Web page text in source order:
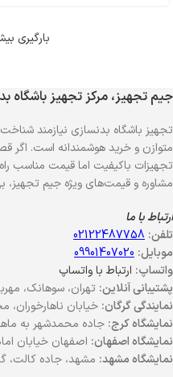
بارگیری
جیم تجهیز، مرکز تجهیز باشگاه
تجهیز باشگاه بدنسازی نیازمند
متوازن و خرید هوشمندانه است. اگر
تجهیزات باکیفیت اما قیمت مناسب
مشاوره و قیمت‌های ویژه جیم تجهیز،
ارتباط با ما
تلفن: 02122487758
موبایل: 09901407020
واتساپ: ارتباط با واتساپ
پشتیبانی آنلاین: تهران، سوهانک، مهربان،
نمایندگی گرگان: خیابان ناهارخوران،
نمایشگاه کرج: جاده محمدشهر به
نمایشگاه اصفهان: اصفهان خیابان
نمایشگاه مشهد: مشهد، جاده کالت،